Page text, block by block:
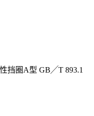
挡圈A型 GB╱T 893.1